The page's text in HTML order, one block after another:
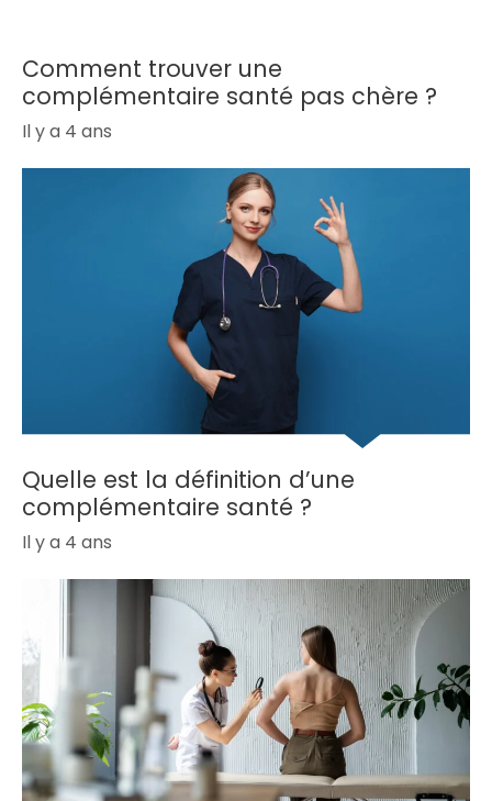
Comment trouver une
complémentaire santé pas chère ?
Il y a 4 ans
Quelle est la définition d’une
complémentaire santé ?
Il y a 4 ans